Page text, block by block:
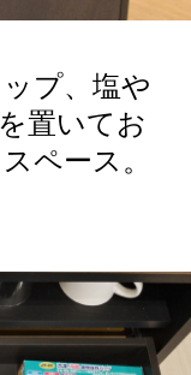
プ、塩や
置いてお
ペース。